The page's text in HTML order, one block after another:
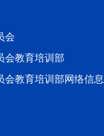
会
会教育培训部
会教育培训部网络信